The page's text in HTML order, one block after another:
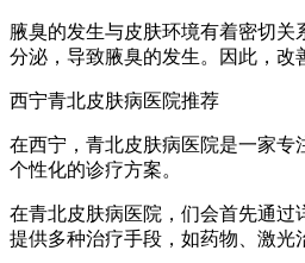
腋臭的发生与皮肤环境有着密切
分泌，导致腋臭的发生。因此，改
西宁青北皮肤病医院推荐
在西宁，青北皮肤病医院是一家
个性化的诊疗方案。
在青北皮肤病医院，们会首先通
提供多种治疗手段，如药物、激光